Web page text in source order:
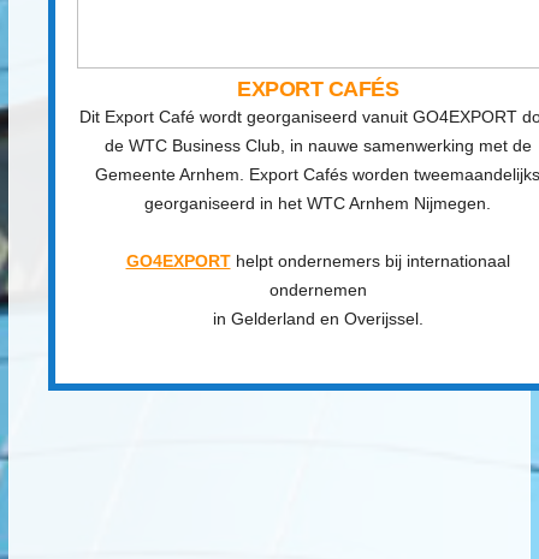
EXPORT CAFÉS
Dit Export Café wordt georganiseerd vanuit GO4EXPORT
de WTC Business Club, in nauwe samenwerking met de
Gemeente Arnhem. Export Cafés worden tweemaandelijks
georganiseerd in het WTC Arnhem Nijmegen.
GO4EXPORT helpt ondernemers bij internationaal
ondernemen
in Gelderland en Overijssel.